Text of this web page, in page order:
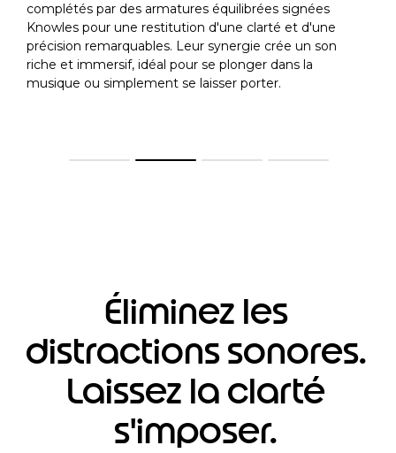
complétés par des armatures équilibrées signées
Knowles pour une restitution d'une clarté et d'une
précision remarquables. Leur synergie crée un son
riche et immersif, idéal pour se plonger dans la
musique ou simplement se laisser porter.
Éliminez les
distractions sonores.
Laissez la clarté
s'imposer.